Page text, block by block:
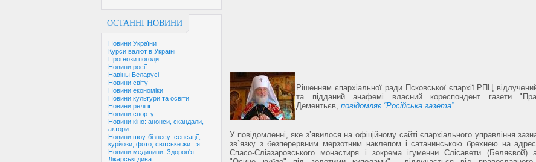
ОСТАННІ НОВИНИ
Новини України
Курси валют в Україні
Прогнози погоди
Новини росії
Навіны Беларусі
Новини світу
Новини економіки
Новини культури та освіти
Новини релігії
Новини спорту
Новини кіно: анонси, скандали,
актори
Новини шоу-бізнесу: сенсації,
курйози, фото, світське життя
Новини медицини. Здоров'я.
Лікарські дива
Рішенням єпархіальної ради Псковської єпархії РПЦ
та підданий анафемі власний кореспондент газети
Дементьєв, повідомляє “Російська газета”.
У повідомленні, яке з’явилося на офіційному сайті єпархіального управління
зв`язку з безперервним мерзотним наклепом і сатанинською брехнею на
Спасо-Єліазаровського монастиря і зокрема ігуменни Єлісавети (Беляєвой)